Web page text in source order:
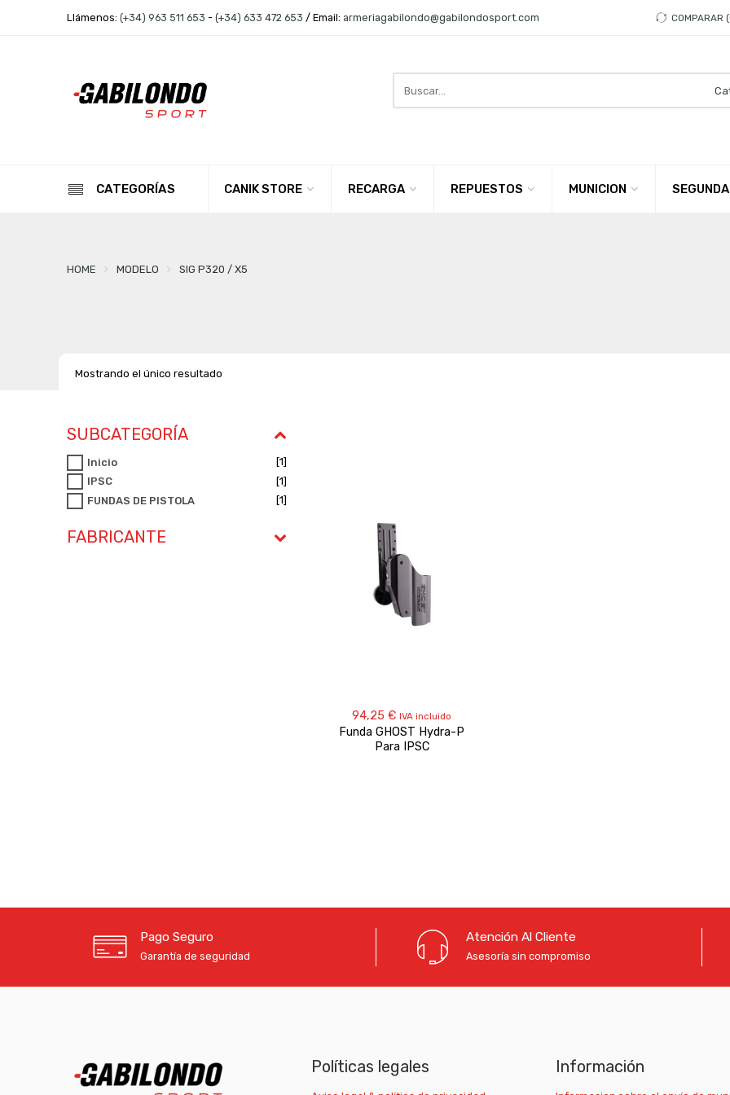
Llámenos: (+34) 963 511 653 - (+34) 633 472 653 / Email: armeriagabilondo@gabilondosport.com COMPARAR
here
CATEGORÍAS CANIK STORE RECARGA REPUESTOS MUNICION
HOME MODELO SIG P320 / X5
Mostrando el único resultado
94,25€ IVA incluido
Funda GHOST Hydra-P
Para IPSC
SUBCATEGORÍA
Inicio
[1]
IPSC
[1]
FUNDAS DE PISTOLA
[1]
FABRICANTE
Pago Seguro
Garantía de seguridad
Atención Al Cliente
Asesoría sin compromiso
Políticas legales Información